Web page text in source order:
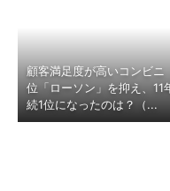
顧客満足度が高いコンビ
位「ローソン」を抑え、11
続1位になったのは？（...